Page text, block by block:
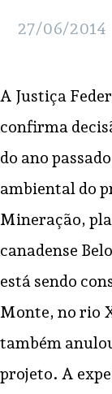
27/06/2014
A Justiça
confirma
do ano
ambiental do
Mineração,
canadense
está sendo
Monte, no rio
também
projeto. A